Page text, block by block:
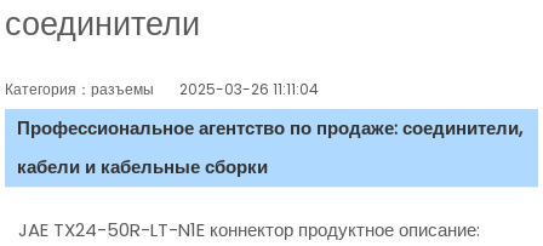
соединители
Категория：разъемы 2025-03-26 11:11:04
Профессиональное агентство по продаже: соединители,
кабели и кабельные сборки
JAE TX24-50R-LT-N1E коннектор продуктное описание: